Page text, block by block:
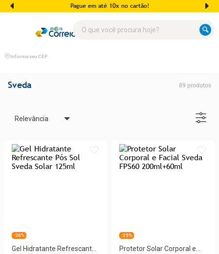
Pague em até 10x no cartão!
Informe seu CEP
Sveda 89 produtos
Relevância
-36%
Gel Hidratante Refrescante
-25%
Protetor Solar Corporal e